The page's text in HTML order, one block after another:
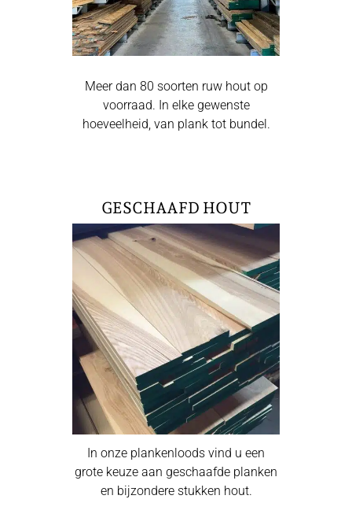
Meer dan 80 soorten ruw hout op
voorraad. In elke gewenste
hoeveelheid, van plank tot bundel.
GESCHAAFD HOUT
In onze plankenloods vind u een
grote keuze aan geschaafde planken
en bijzondere stukken hout.